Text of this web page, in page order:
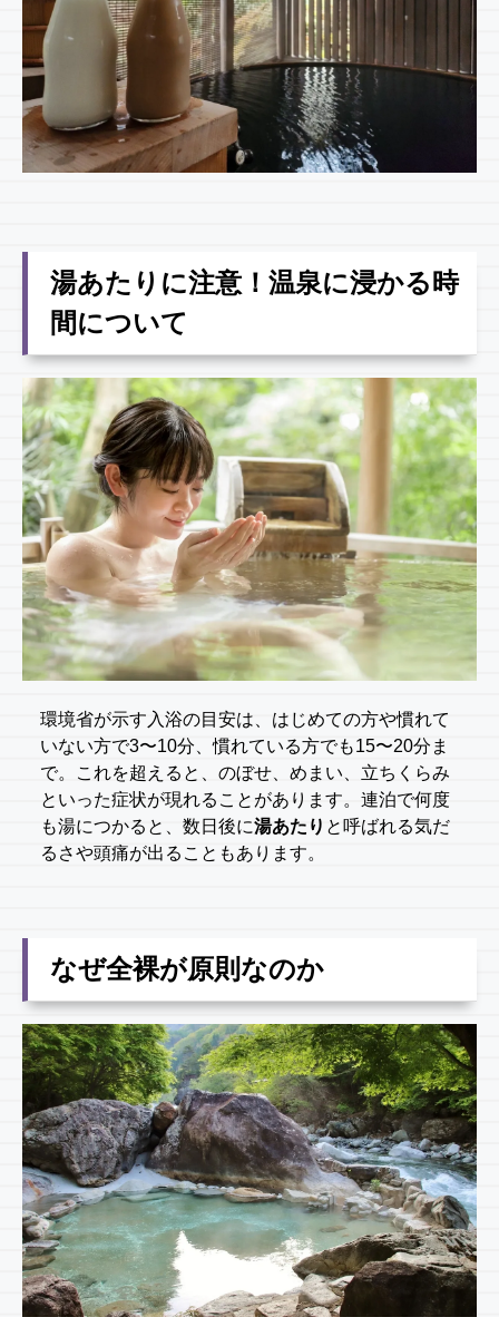
湯あたりに注意！温泉に浸かる時
間について
環境省が示す入浴の目安は、はじめての方や慣れて
いない方で3〜10分、慣れている方でも15〜20分ま
で。これを超えると、のぼせ、めまい、立ちくらみ
といった症状が現れることがあります。連泊で何度
も湯につかると、数日後に湯あたり と呼ばれる気だ
るさや頭痛が出ることもあります。
なぜ全裸が原則なのか